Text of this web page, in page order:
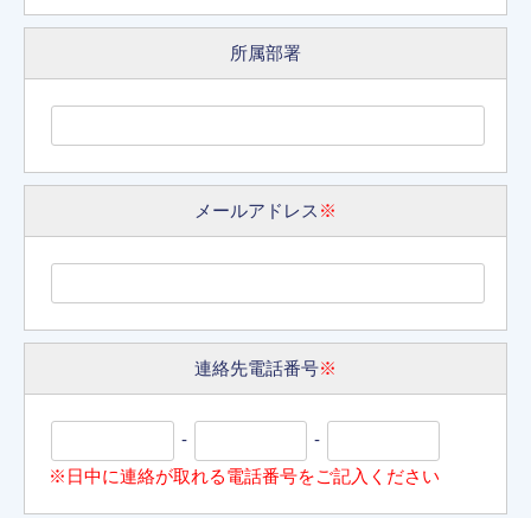
所属部署
メールアドレス ※
連絡先電話番号※
-
-
※日中に連絡が取れる電話番号をご記入ください